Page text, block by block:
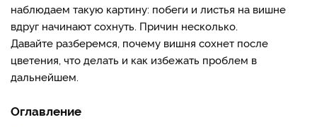
наблюдаем такую картину: побеги и листья на вишне
вдруг начинают сохнуть. Причин несколько.
Давайте разберемся, почему вишня сохнет после
цветения, что делать и как избежать проблем в
дальнейшем.
Оглавление